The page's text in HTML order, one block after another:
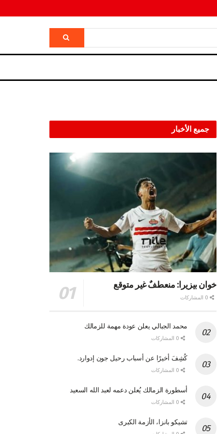
جميع الأخبار
خوان بيزيرا: منعطفٌ غير متوقع
محمد الجبالي يعلن عودة مهمة للزمالك
كُشِفَ أخيرًا عن أسباب رحيل جون إدوارد.
أسطورة الزمالك يُعلن دعمه لعبد الله السعيد
تشيكو بانزا، الأزمة الكبرى